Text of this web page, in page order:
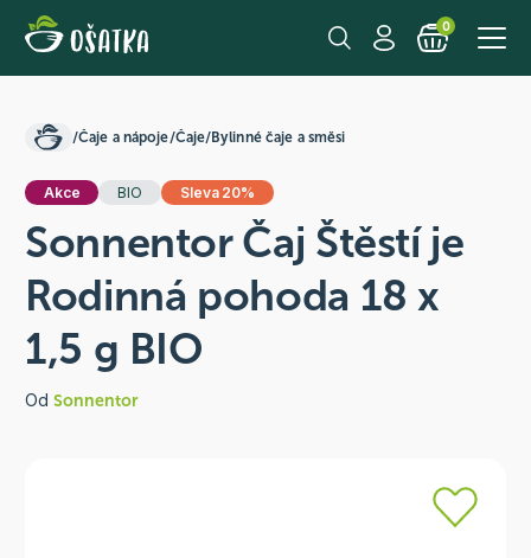
0
/Čaje a nápoje/Čaje/Bylinné čaje a směsi
Akce BIO Sleva 20%
Sonnentor Čaj Štěstí je
Rodinná pohoda 18 x
1,5 g BIO
Od Sonnentor